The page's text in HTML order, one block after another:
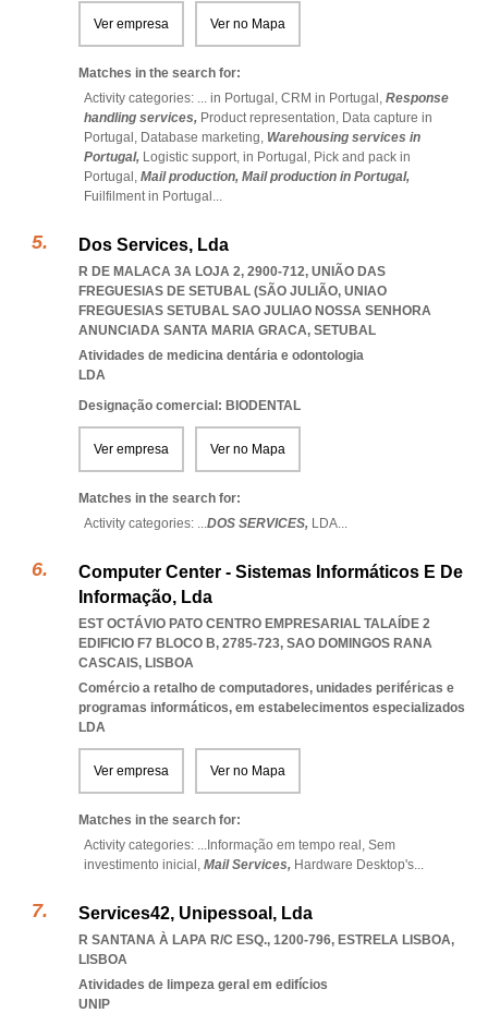
Ver empresa Ver no Mapa
Matches in the search for:
Activity categories: ... in Portugal, CRM in Portugal, Response
handling services, Product representation, Data capture in
Portugal, Database marketing, Warehousing services in
Portugal, Logistic support, in Portugal, Pick and pack in
Portugal, Mail production, Mail production in Portugal,
Fuilfilment in Portugal ...
Dos Services, Lda
R DE MALACA 3A LOJA 2, 2900-712, UNIÃO DAS
FREGUESIAS DE SETUBAL (SÃO JULIÃO, UNIAO
FREGUESIAS SETUBAL SAO JULIAO NOSSA SENHORA
ANUNCIADA SANTA MARIA GRACA, SETUBAL
Atividades de medicina dentária e odontologia
LDA
Designação comercial: BIODENTAL
Ver empresa Ver no Mapa
Matches in the search for:
Activity categories: ...DOS SERVICES, LDA...
Computer Center - Sistemas Informáticos E De
Informação, Lda
EST OCTÁVIO PATO CENTRO EMPRESARIAL TALAÍDE 2
EDIFICIO F7 BLOCO B, 2785-723, SAO DOMINGOS RANA
CASCAIS, LISBOA
Comércio a retalho de computadores, unidades periféricas e
programas informáticos, em estabelecimentos especializados
LDA
Ver empresa Ver no Mapa
Matches in the search for:
Activity categories: ... Informação em tempo real, Sem
investimento inicial, Mail Services, Hardware Desktop's...
Services42, Unipessoal, Lda
R SANTANA À LAPA R/C ESQ., 1200-796, ESTRELA LISBOA,
LISBOA
Atividades de limpeza geral em edifícios
UNIP